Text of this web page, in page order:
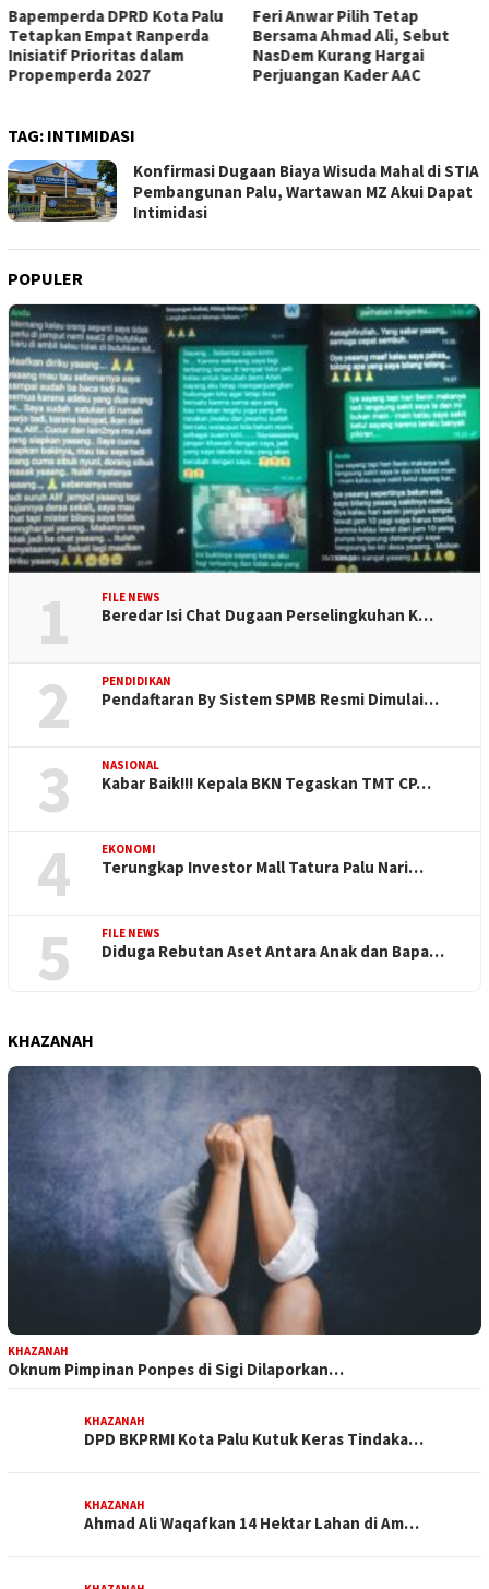
Feri Anwar Pilih Tetap
Bersama Ahmad Ali, Sebut
NasDem Kurang Hargai
Perjuangan Kader AAC
Pengurus Inti DPW Partai
Nasdem Sulteng Resmi
Mengundurkan Diri dari
Kepengurusan
TAG: INTIMIDASI
Konfirmasi Dugaan Biaya Wisuda Mahal di STIA
Pembangunan Palu, Wartawan MZ Akui Dapat
Intimidasi
POPULER
1 FILE NEWS
Beredar Isi Chat Dugaan Perselingkuhan K…
2 PENDIDIKAN
Pendaftaran By Sistem SPMB Resmi Dimulai…
3 NASIONAL
Kabar Baik!!! Kepala BKN Tegaskan TMT CP…
4 EKONOMI
Terungkap Investor Mall Tatura Palu Nari…
5 FILE NEWS
Diduga Rebutan Aset Antara Anak dan Bapa…
KHAZANAH
KHAZANAH
Oknum Pimpinan Ponpes di Sigi Dilaporkan…
KHAZANAH
DPD BKPRMI Kota Palu Kutuk Keras Tindaka…
KHAZANAH
Ahmad Ali Waqafkan 14 Hektar Lahan di Am…